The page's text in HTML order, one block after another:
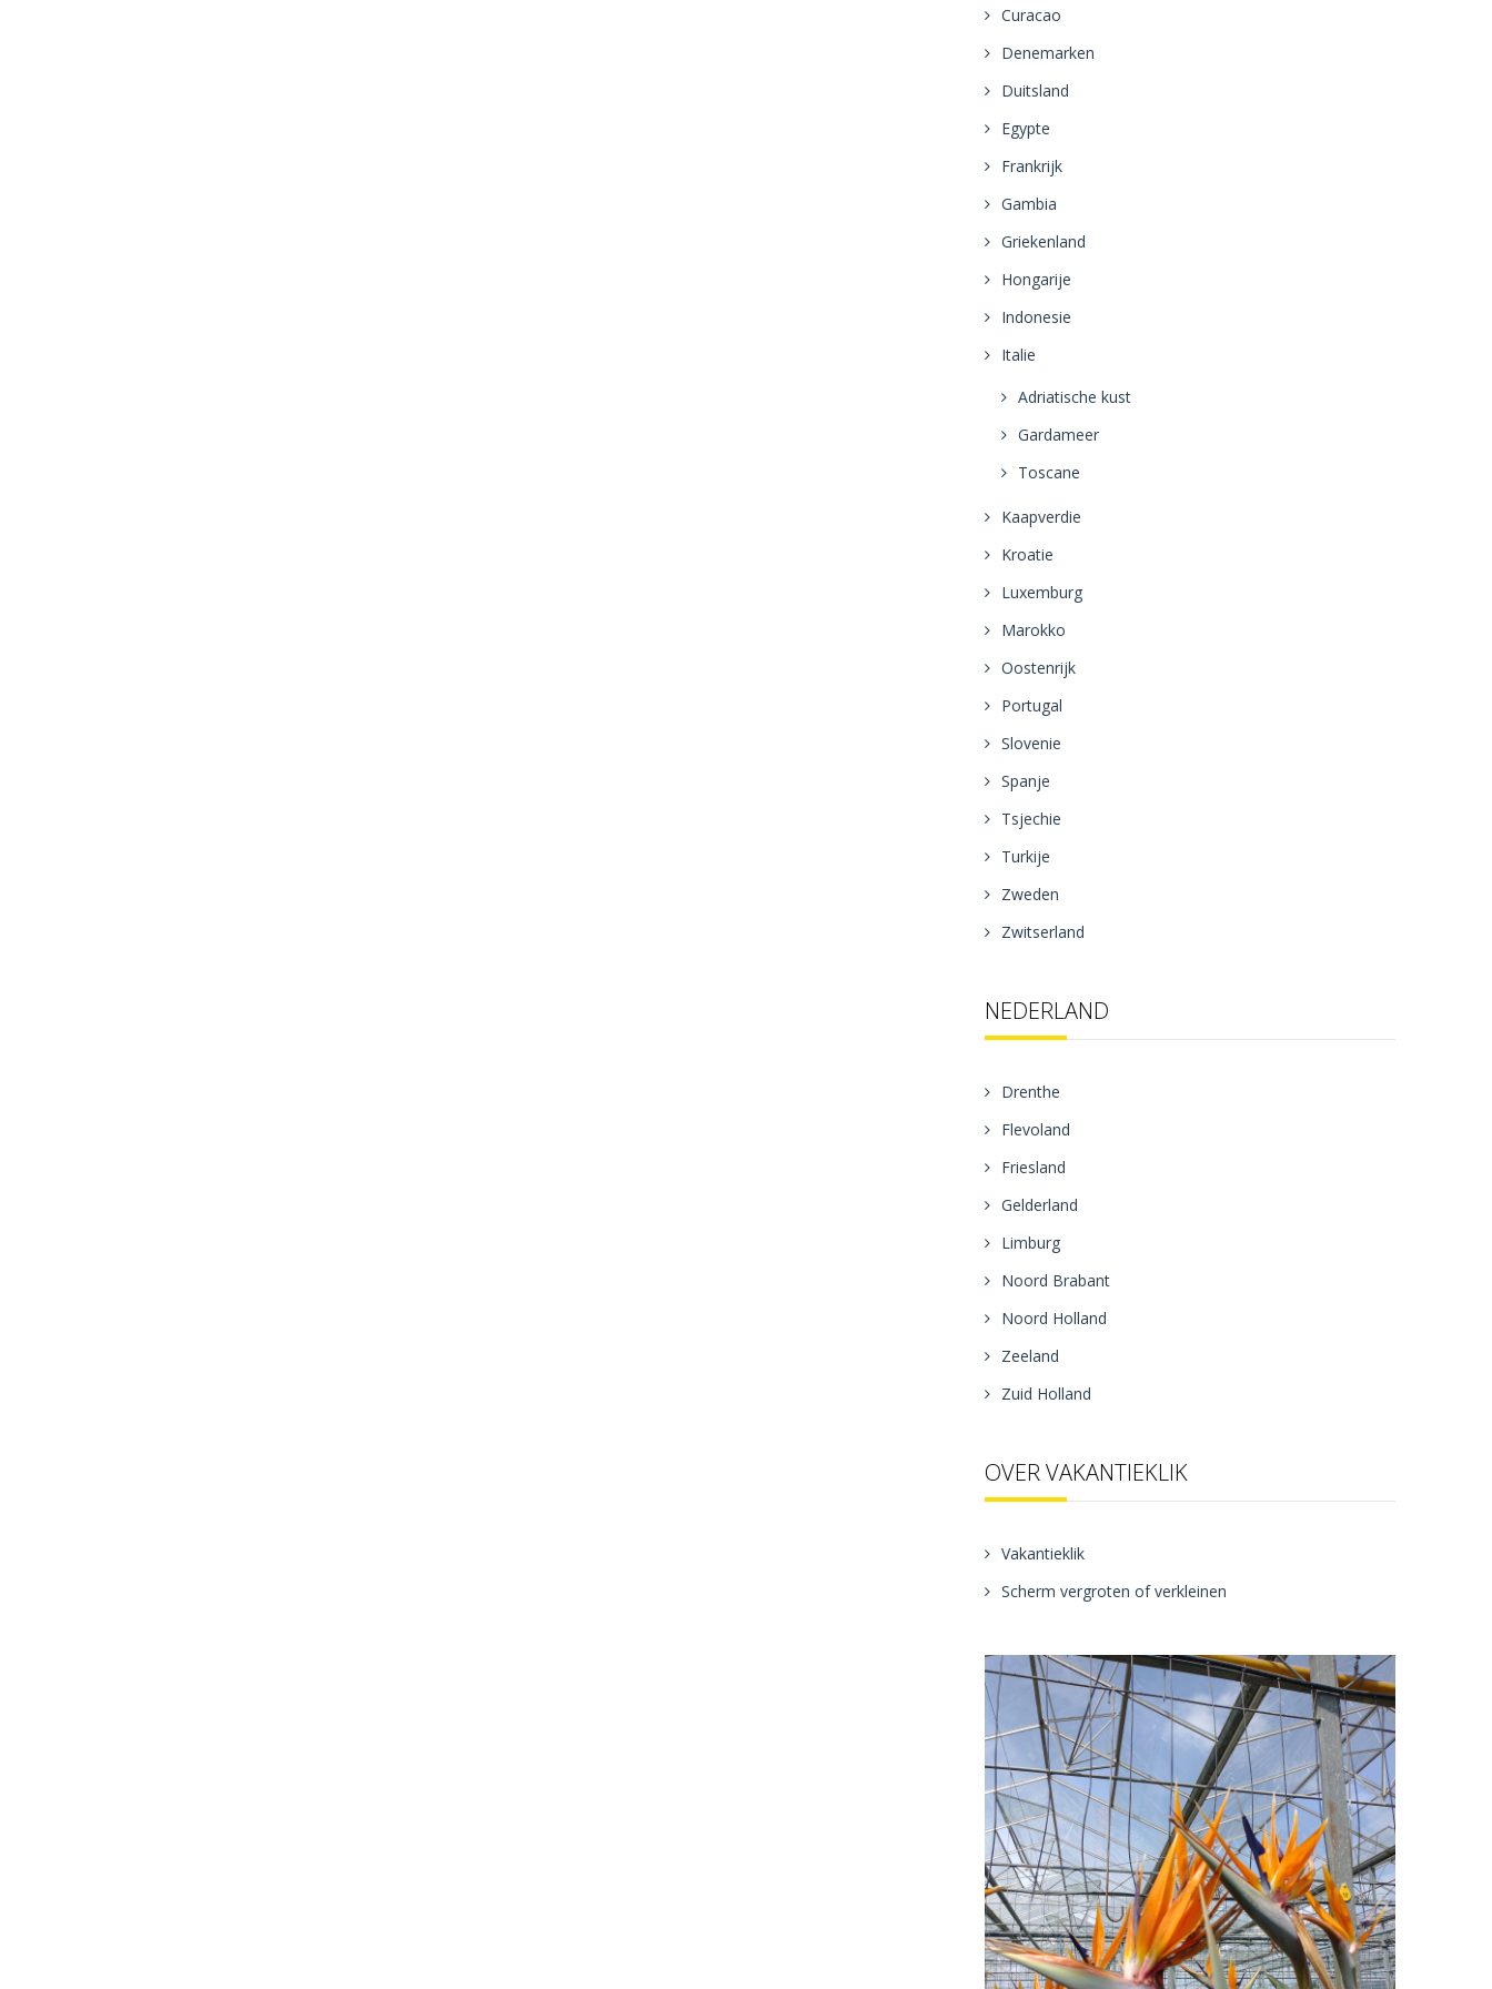
Curacao
Denemarken
Duitsland
Egypte
Frankrijk
Gambia
Griekenland
Hongarije
Indonesie
Italie
Adriatische kust
Gardameer
Toscane
Kaapverdie
Kroatie
Luxemburg
Marokko
Oostenrijk
Portugal
Slovenie
Spanje
Tsjechie
Turkije
Zweden
Zwitserland
NEDERLAND
Drenthe
Flevoland
Friesland
Gelderland
Limburg
Noord Brabant
Noord Holland
Zeeland
Zuid Holland
OVER VAKANTIEKLIK
Vakantieklik
Scherm vergroten of verkleinen